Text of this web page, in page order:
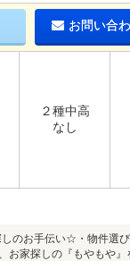
お問い合
２種中高
なし
しのお手伝い☆・物件選
お家探しの『もやもや』